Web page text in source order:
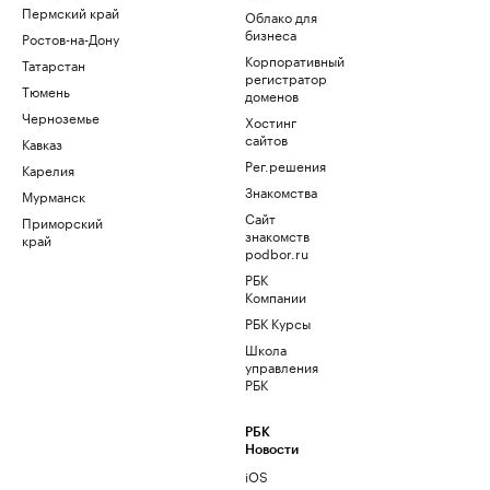
Пермский край
Ростов-на-Дону
Татарстан
Тюмень
Черноземье
Кавказ
Карелия
Мурманск
Приморский
край
Облако для
бизнеса
Корпоративный
регистратор
доменов
Хостинг
сайтов
Рег.решения
Знакомства
Сайт
знакомств
podbor.ru
РБК
Компании
РБК Курсы
Школа
управления
РБК
РБК
Новости
iOS